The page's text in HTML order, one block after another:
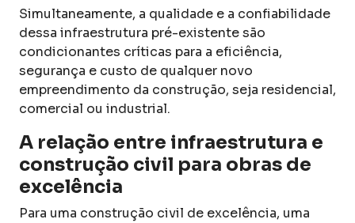
Simultaneamente, a qualidade e a confiabilidade
dessa infraestrutura pré-existente são
condicionantes críticas para a eficiência,
segurança e custo de qualquer novo
empreendimento da construção, seja residencial,
comercial ou industrial.
A relação entre infraestrutura e
construção civil para obras de
excelência
Para uma construção civil de excelência, uma